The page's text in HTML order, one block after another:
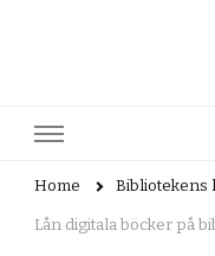
Home Bibliotekens
Lån digitala böcker på